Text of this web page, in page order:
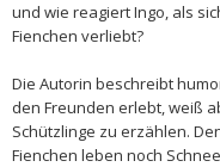
und wie reagiert Ingo, als
Fienchen verliebt?
Die Autorin beschreibt
den Freunden erlebt, weiß
Schützlinge zu erzählen.
Fienchen leben noch